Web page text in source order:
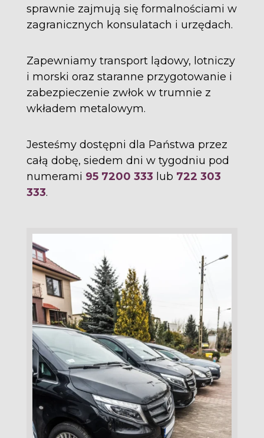
sprawnie zajmują się formalnościami w
zagranicznych konsulatach i urzędach.
Zapewniamy transport lądowy, lotniczy
i morski oraz staranne przygotowanie i
zabezpieczenie zwłok w trumnie z
wkładem metalowym.
Jesteśmy dostępni dla Państwa przez
całą dobę, siedem dni w tygodniu pod
numerami 95 7200 333 lub 722 303
333.